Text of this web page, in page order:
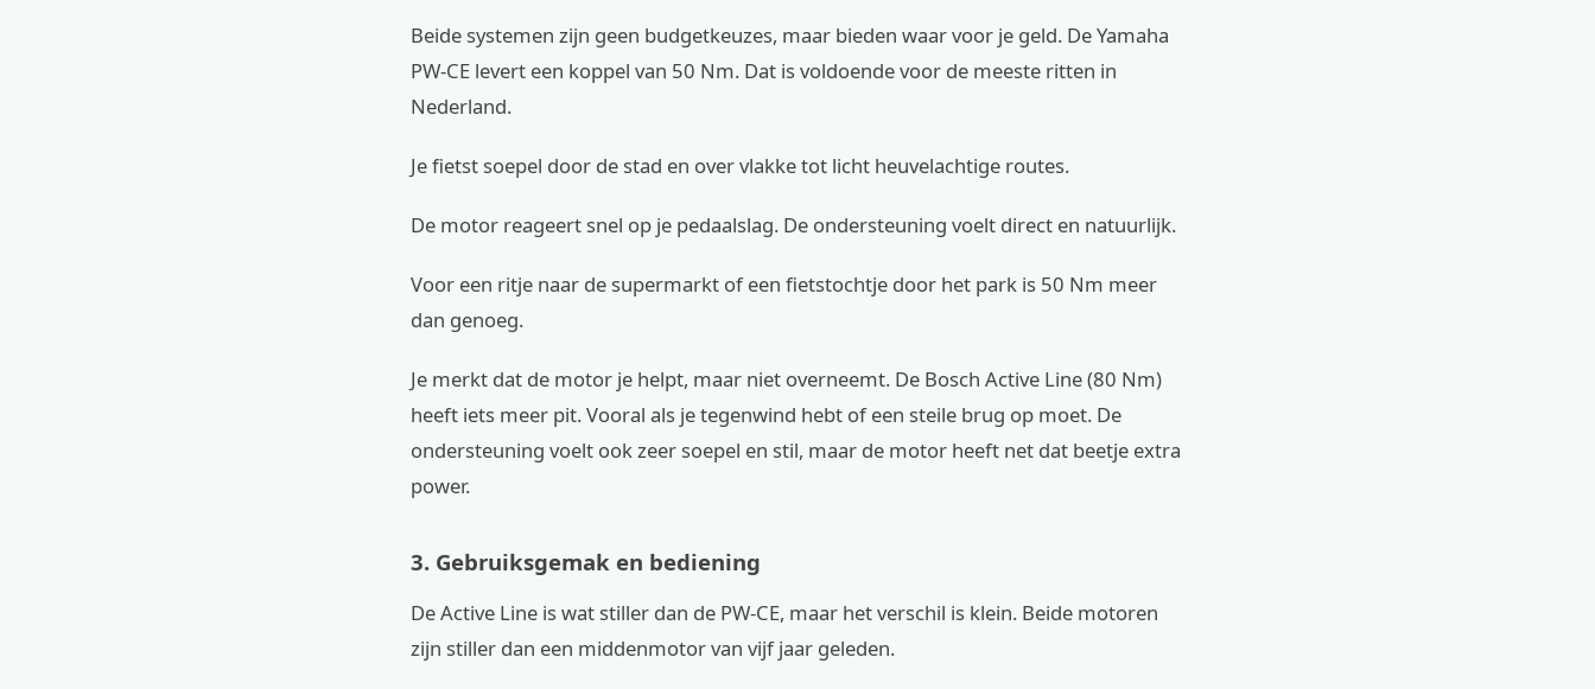
Beide systemen zijn geen budgetkeuzes, maar bieden waar voor je geld. De Yamaha
PW-CE levert een koppel van 50 Nm. Dat is voldoende voor de meeste ritten in
Nederland.
Je fietst soepel door de stad en over vlakke tot licht heuvelachtige routes.
De motor reageert snel op je pedaalslag. De ondersteuning voelt direct en natuurlijk.
Voor een ritje naar de supermarkt of een fietstochtje door het park is 50 Nm meer
dan genoeg.
Je merkt dat de motor je helpt, maar niet overneemt. De Bosch Active Line (80 Nm)
heeft iets meer pit. Vooral als je tegenwind hebt of een steile brug op moet. De
ondersteuning voelt ook zeer soepel en stil, maar de motor heeft net dat beetje extra
power.
3. Gebruiksgemak en bediening
De Active Line is wat stiller dan de PW-CE, maar het verschil is klein. Beide motoren
zijn stiller dan een middenmotor van vijf jaar geleden.